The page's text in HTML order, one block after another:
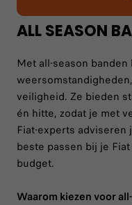
ALL SEASON
Met all-season
veiligheid. Ze bieden
én hitte, zodat je met
Fiat-experts
beste passen bij je
budget.
Waarom kiezen voor